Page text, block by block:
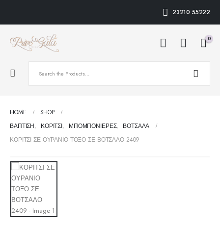
23210 55222
0
HOME
SHOP
ΒΑΠΤΙΣΗ, ΚΟΡΊΤΣΙ, ΜΠΟΜΠΟΝΙΈΡΕΣ,
ΒΌΤΣΑΛΑ
ΚΟΡΙΤΣΙ ΣΕ ΟΥΡΑΝΙΟ ΤΟΞΟ ΣΕ ΒΟΤΣΑΛΟ 2409